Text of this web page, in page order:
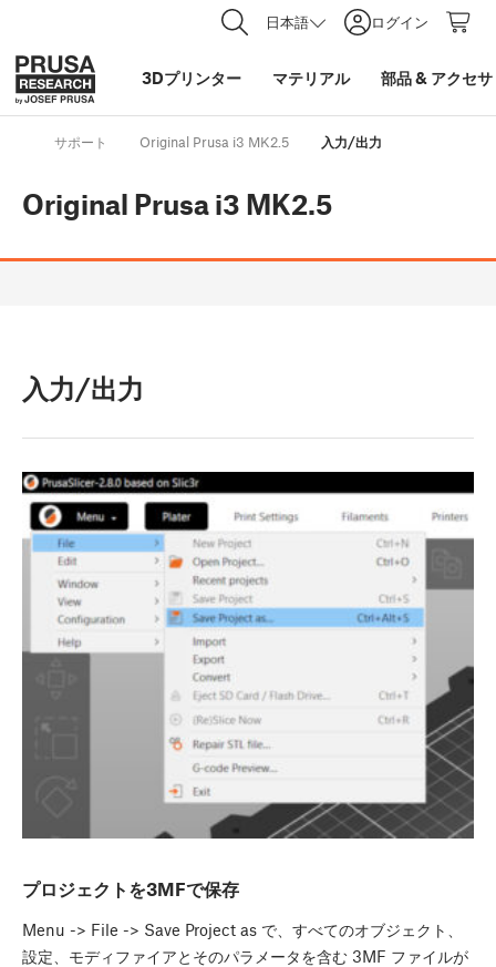
日本語 ログイン
3Dプリンター マテリアル 部品& アクセ
サポート Original Prusa i3 MK2.5 入力/出力
Original Prusa i3 MK2.5
入力/出力
プロジェクトを3MFで保存
Menu -> File -> Save Project as で、すべてのオブジェクト、
設定、モディファイアとそのパラメータを含む 3MF ファイルが